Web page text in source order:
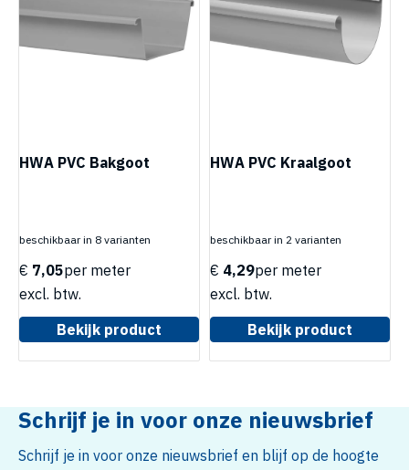
HWA PVC Bakgoot
beschikbaar in 8 varianten
€ 7,05per meter
excl. btw.
Bekijk product
HWA PVC Kraalgoot
beschikbaar in 2 varianten
€ 4,29per meter
excl. btw.
Bekijk product
Schrijf je in voor onze nieuwsbrief
Schrijf je in voor onze nieuwsbrief en blijf op de hoogte